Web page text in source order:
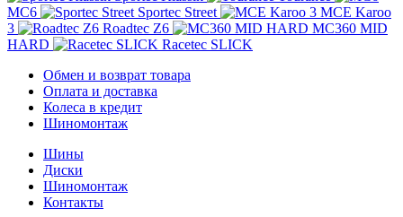
MC6
Sportec Street
MCE Karoo
3
Roadtec Z6
MC360 MID
HARD
Racetec SLICK
Обмен и возврат товара
Оплата и доставка
Колеса в кредит
Шиномонтаж
Шины
Диски
Шиномонтаж
Контакты